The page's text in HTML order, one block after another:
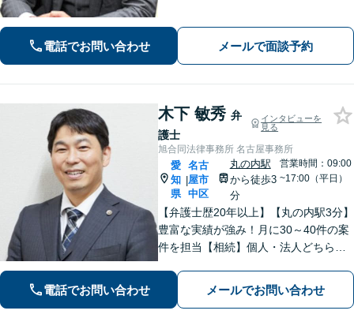
電話でお問い合わせ メールで面談予約
木下 敏秀 弁
護士
インタビューを
見る
旭合同法律事務所 名古屋事務所
愛
知
県
|
名古
屋市
中区
丸の内駅
から徒歩3
分
営業時間：09:00
~17:00（平日）
【弁護士歴20年以上】【丸の内駅3分】
豊富な実績が強み！月に30～40件の案
件を担当【相続】個人・法人どちらの
方ともに納得する解決を目指します
【離婚問題】他士業と連携し多角的な
電話でお問い合わせ メールでお問い合わせ